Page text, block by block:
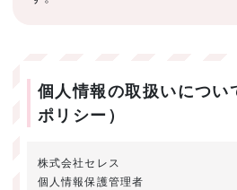
個人情報の取扱いについ
ポリシー）
株式会社セレス
個人情報保護管理者